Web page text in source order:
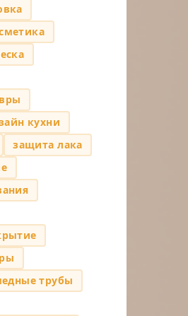
кухни
защита лака
трубы